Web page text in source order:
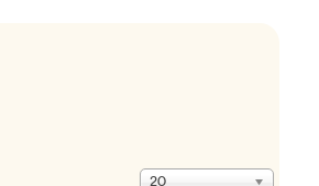
แสดง
20